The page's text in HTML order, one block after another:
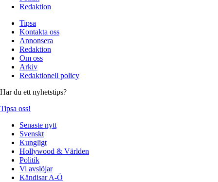
Redaktion
Tipsa
Kontakta oss
Annonsera
Redaktion
Om oss
Arkiv
Redaktionell policy
Har du ett nyhetstips?
Tipsa oss!
Senaste nytt
Svenskt
Kungligt
Hollywood & Världen
Politik
Vi avslöjar
Kändisar A-Ö